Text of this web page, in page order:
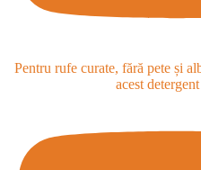
Pentru rufe curate, fără pete și
acest